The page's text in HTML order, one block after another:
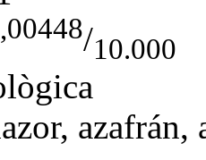
/10.000
, azafrán,